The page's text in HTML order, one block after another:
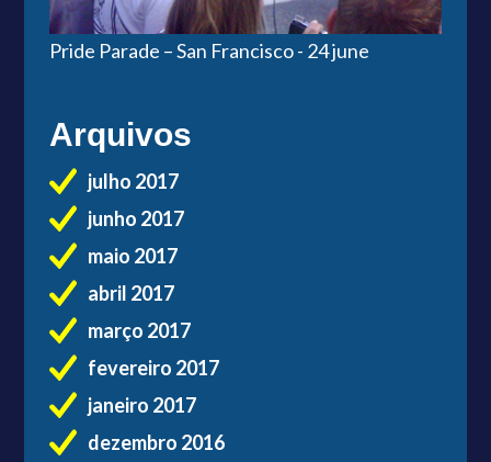
Pride Parade – San Francisco - 24 june
Arquivos
julho 2017
junho 2017
maio 2017
abril 2017
março 2017
fevereiro 2017
janeiro 2017
dezembro 2016